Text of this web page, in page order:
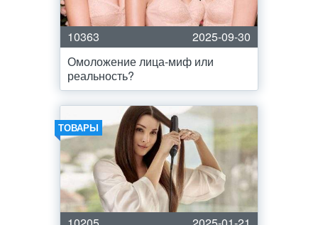
10363
2025-09-30
Омоложение лица-миф или
реальность?
ТОВАРЫ